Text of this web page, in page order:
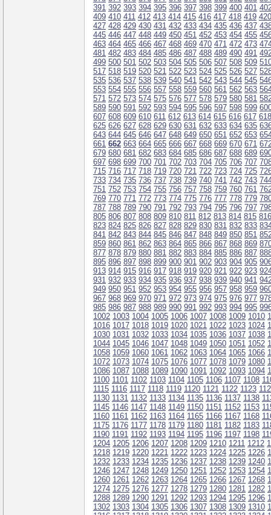
391 392 393 394 395 396 397 398 399 400 401
409 410 411 412 413 414 415 416 417 418 419 420
427 428 429 430 431 432 433 434 435 436 437
445 446 447 448 449 450 451 452 453 454 455
463 464 465 466 467 468 469 470 471 472 473
481 482 483 484 485 486 487 488 489 490 491
499 500 501 502 503 504 505 506 507 508 509
517 518 519 520 521 522 523 524 525 526 527
535 536 537 538 539 540 541 542 543 544 545
553 554 555 556 557 558 559 560 561 562 563
571 572 573 574 575 576 577 578 579 580 581
589 590 591 592 593 594 595 596 597 598 599
607 608 609 610 611 612 613 614 615 616 617 618
625 626 627 628 629 630 631 632 633 634 635
643 644 645 646 647 648 649 650 651 652 653
661 662 663 664 665 666 667 668 669 670 671
679 680 681 682 683 684 685 686 687 688 689
697 698 699 700 701 702 703 704 705 706 707
715 716 717 718 719 720 721 722 723 724 725
733 734 735 736 737 738 739 740 741 742 743
751 752 753 754 755 756 757 758 759 760 761
769 770 771 772 773 774 775 776 777 778 779
787 788 789 790 791 792 793 794 795 796 797
805 806 807 808 809 810 811 812 813 814 815 816
823 824 825 826 827 828 829 830 831 832 833
841 842 843 844 845 846 847 848 849 850 851
859 860 861 862 863 864 865 866 867 868 869
877 878 879 880 881 882 883 884 885 886 887
895 896 897 898 899 900 901 902 903 904 905
913 914 915 916 917 918 919 920 921 922 923
931 932 933 934 935 936 937 938 939 940 941
949 950 951 952 953 954 955 956 957 958 959
967 968 969 970 971 972 973 974 975 976 977
985 986 987 988 989 990 991 992 993 994 995
1002 1003 1004 1005 1006 1007 1008 1009 1010
1016 1017 1018 1019 1020 1021 1022 1023 1024
1030 1031 1032 1033 1034 1035 1036 1037 1038
1044 1045 1046 1047 1048 1049 1050 1051 1052
1058 1059 1060 1061 1062 1063 1064 1065 1066
1072 1073 1074 1075 1076 1077 1078 1079 1080
1086 1087 1088 1089 1090 1091 1092 1093 1094
1100 1101 1102 1103 1104 1105 1106 1107 1108
1115 1116 1117 1118 1119 1120 1121 1122 1123
1130 1131 1132 1133 1134 1135 1136 1137 1138
1145 1146 1147 1148 1149 1150 1151 1152 1153
1160 1161 1162 1163 1164 1165 1166 1167 1168
1175 1176 1177 1178 1179 1180 1181 1182 1183
1190 1191 1192 1193 1194 1195 1196 1197 1198
1204 1205 1206 1207 1208 1209 1210 1211 1212
1218 1219 1220 1221 1222 1223 1224 1225 1226
1232 1233 1234 1235 1236 1237 1238 1239 1240
1246 1247 1248 1249 1250 1251 1252 1253 1254
1260 1261 1262 1263 1264 1265 1266 1267 1268
1274 1275 1276 1277 1278 1279 1280 1281 1282
1288 1289 1290 1291 1292 1293 1294 1295 1296
1302 1303 1304 1305 1306 1307 1308 1309 1310